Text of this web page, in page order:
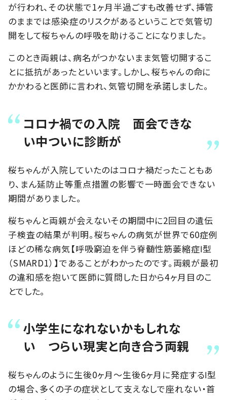
が行われ、その状態で1ヶ月半過ごすも改善せず、挿管
のままでは感染症のリスクがあるということで気管切
開をして桜ちゃんの呼吸を助けることになりました。
このとき両親は、病名がつかないまま気管切開するこ
とに抵抗があったといいます。しかし、桜ちゃんの命に
かかわると医師に言われ、気管切開を承諾しました。
コロナ禍での入院 面会できな
い中ついに診断が
桜ちゃんが入院していたのはコロナ禍だったこともあ
り、まん延防止等重点措置の影響で一時面会できない
期間がありました。
桜ちゃんと両親が会えないその期間中に2回目の遺伝
子検査の結果が判明。桜ちゃんの病気が世界で60症例
ほどの稀な病気【呼吸窮迫を伴う脊髄性筋萎縮症Ⅰ型
（SMARD1）】であることがわかったのです。両親が最初
の違和感を抱いて医師に質問した日から4ヶ月目のこ
とでした。
小学生になれないかもしれな
い つらい現実と向き合う両親
桜ちゃんのように生後0ヶ月～生後6ヶ月に発症するⅠ型
の場合、多くの子の症状として支えなしで座れない・首